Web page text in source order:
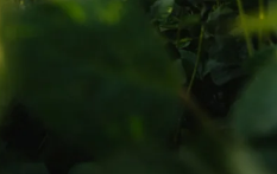
ondernemen